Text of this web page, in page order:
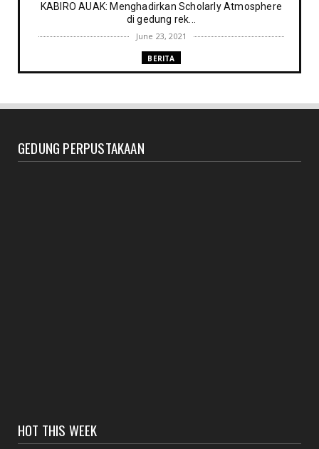
KABIRO AUAK: Menghadirkan Scholarly Atmosphere
di gedung rek...
June 23, 2021
BERITA
June 06, 2021
Proker UPT. Perpustakaan IAIN Parepare menuju
perpustakaan ...
Sinergi dosen dan Perpustakaan melalui workshop
repository y...
GEDUNG PERPUSTAKAAN
HOT THIS WEEK